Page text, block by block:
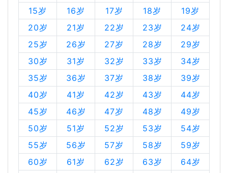
15岁
16岁 17岁 18岁
19岁
20岁
21岁 22岁 23岁
24岁
25岁
26岁 27岁 28岁
29岁
30岁
31岁 32岁 33岁
34岁
35岁
36岁 37岁 38岁
39岁
40岁
41岁 42岁 43岁
44岁
45岁
46岁 47岁 48岁
49岁
50岁
51岁 52岁 53岁
54岁
55岁
56岁 57岁 58岁
59岁
60岁
61岁 62岁 63岁
64岁